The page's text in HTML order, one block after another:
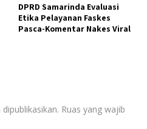
DPRD Samarinda Evaluasi
Etika Pelayanan Faskes
Pasca-Komentar Nakes Viral
Ruas yang wajib